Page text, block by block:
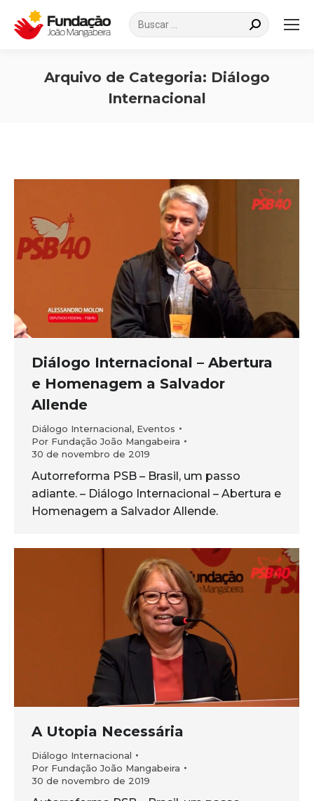
Search:
Arquivo de Categoria: Diálogo
Internacional
Diálogo Internacional – Abertura
e Homenagem a Salvador
Allende
Diálogo Internacional, Eventos
Por Fundação João Mangabeira
30 de novembro de 2019
Autorreforma PSB – Brasil, um passo
adiante. – Diálogo Internacional – Abertura e
Homenagem a Salvador Allende.
A Utopia Necessária
Diálogo Internacional
Por Fundação João Mangabeira
30 de novembro de 2019